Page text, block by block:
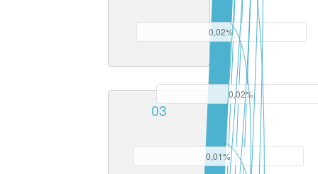
03
0,02%
0,02%
0,01%